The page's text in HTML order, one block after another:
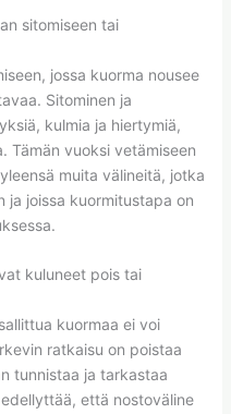
sitomiseen tai
jossa kuorma nousee
Sitominen ja
kulmia ja hiertymiä,
Tämän vuoksi vetämiseen
muita välineitä, jotka
joissa kuormitustapa on
kuluneet pois tai
kuormaa ei voi
ratkaisu on poistaa
tunnistaa ja tarkastaa
että nostoväline